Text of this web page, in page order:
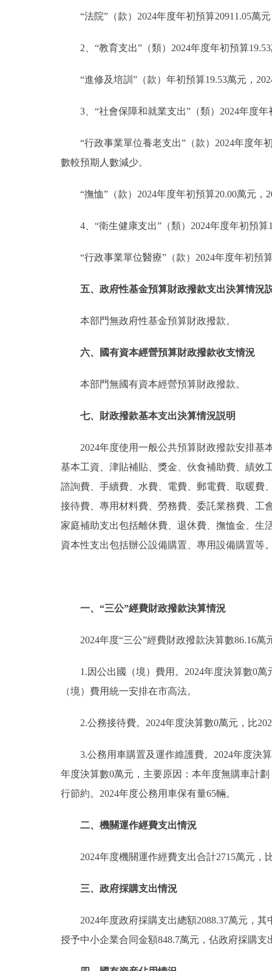
“法院”（款）2024年度年初預算20911.05萬
2、“教育支出”（類）2024年度年初預算
“進修及培訓”（款）年初預算19.53萬元，
3、“社會保障和就業支出”（類）2024年度
“行政事業單位養老支出”（款）2024年度年
數較預期人數減少。
“撫恤”（款）2024年度年初預算20.00萬元
4、“衛生健康支出”（類）2024年度年初預
“行政事業單位醫療”（款）2024年度年初預
五、政府性基金預算財政撥款支出決算情況
本部門無政府性基金預算財政撥款。
六、國有資本經營預算財政撥款收支情況
本部門無國有資本經營預算財政撥款。
七、財政撥款基本支出決算情況説明
2024年度使用一般公共預算財政撥款安排基
基本工資、津貼補貼、獎金、伙食補助費、績效
諮詢費、手續費、水費、電費、郵電費、取暖費
接待費、專用材料費、勞務費、委託業務費、工
家庭補助支出包括離休費、退休費、撫恤金、生
資本性支出包括辦公設備購置、專用設備購置等
一、“三公”經費財政撥款決算情況
2024年度“三公”經費財政撥款決算數86.16
1.因公出國（境）費用。2024年度決算數0
（境）費用統一安排在市高法。
2.公務接待費。2024年度決算數0萬元，比
3.公務用車購置及運作維護費。2024年度決
年度決算數0萬元，主要原因：本年度無購車計
行節約。2024年度公務用車保有量65輛。
二、機關運作經費支出情況
2024年度機關運作經費支出合計2715萬元
三、政府採購支出情況
2024年度政府採購支出總額2088.37萬元，
授予中小企業合同金額848.7萬元，佔政府採購